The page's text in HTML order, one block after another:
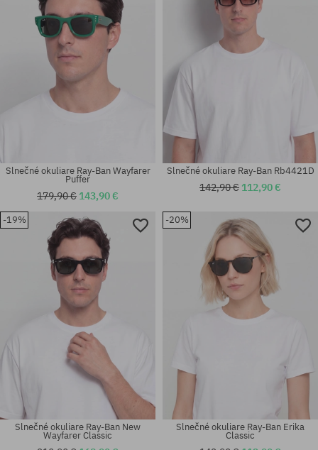
Dostupné veľkosti:
Dostupné veľkosti:
Slnečné okuliare Ray-Ban Wayfarer
Puffer
179,90 € 143,90 €
Slnečné okuliare Ray-Ban Rb4421D
142,90 € 112,90 €
-19%
Slnečné okuliare Ray-Ban New
Wayfarer Classic
-20%
Slnečné okuliare Ray-Ban Erika
Classic